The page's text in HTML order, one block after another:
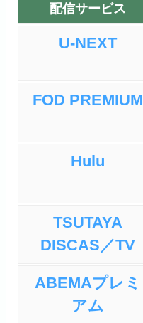
配信サービス
U-NEXT
FOD PREMIUM
Hulu
TSUTAYA
DISCAS／TV
ABEMAプレミ
アム